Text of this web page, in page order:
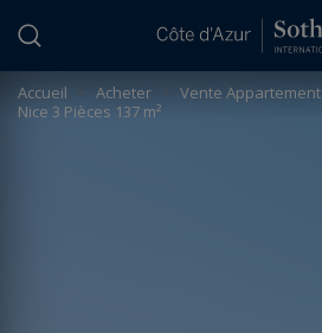
Accueil Acheter
Vente Appartement
Nice 3 Pièces 137 m²